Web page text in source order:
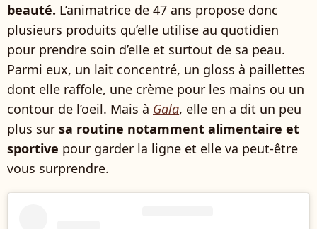
beauté. L’animatrice de 47 ans propose donc
plusieurs produits qu’elle utilise au quotidien
pour prendre soin d’elle et surtout de sa peau.
Parmi eux, un lait concentré, un gloss à paillettes
dont elle raffole, une crème pour les mains ou un
contour de l’oeil. Mais à Gala, elle en a dit un peu
plus sur sa routine notamment alimentaire et
sportive pour garder la ligne et elle va peut-être
vous surprendre.